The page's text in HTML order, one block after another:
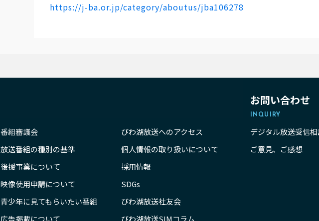
https://j-ba.or.jp/category/aboutus/jba106278
番組審議会
放送番組の種別の基準
後援事業について
映像使用申請について
青少年に見てもらいたい番組
広告掲載について
びわ湖放送へのアクセス
個人情報の取り扱いについて
採用情報
SDGs
びわ湖放送社友会
びわ湖放送SIMコラム
お問い合わせ
INQUIRY
デジタル放送受信
ご意見、ご感想